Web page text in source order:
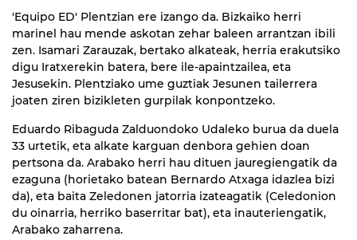
'Equipo ED' Plentzian ere izango da. Bizkaiko herri
marinel hau mende askotan zehar baleen arrantzan ibili
zen. Isamari Zarauzak, bertako alkateak, herria erakutsiko
digu Iratxerekin batera, bere ile-apaintzailea, eta
Jesusekin. Plentziako ume guztiak Jesunen tailerrera
joaten ziren bizikleten gurpilak konpontzeko.
Eduardo Ribaguda Zalduondoko Udaleko burua da duela
33 urtetik, eta alkate karguan denbora gehien doan
pertsona da. Arabako herri hau dituen jauregiengatik da
ezaguna (horietako batean Bernardo Atxaga idazlea bizi
da), eta baita Zeledonen jatorria izateagatik (Celedonion
du oinarria, herriko baserritar bat), eta inauteriengatik,
Arabako zaharrena.